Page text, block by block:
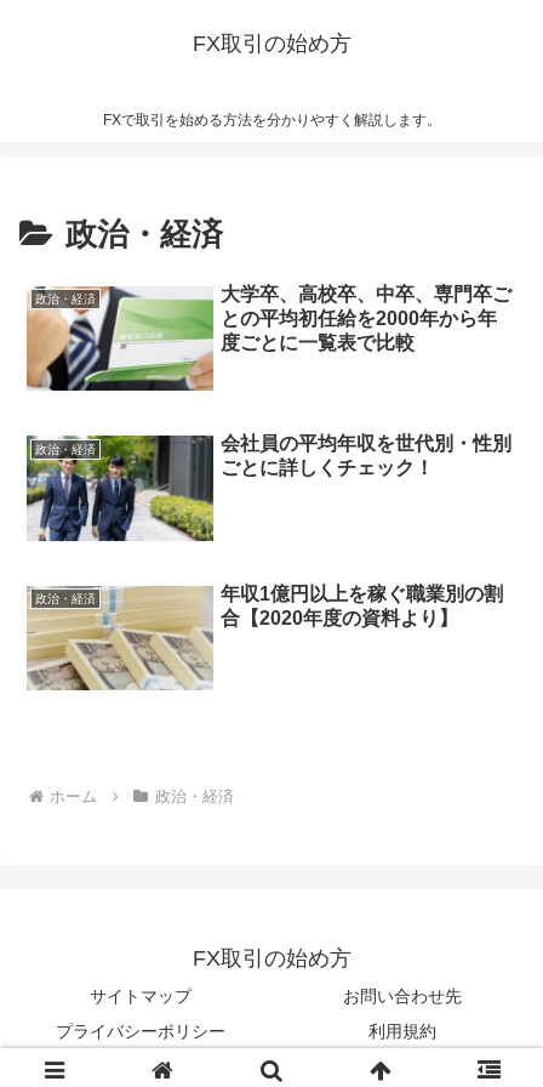
FX取引の始め方
FXで取引を始める方法を分かりやすく解説します。
政治・経済
政治・経済
大学卒、高校卒、中卒、専門卒ご
との平均初任給を2000年から年
度ごとに一覧表で比較
政治・経済
会社員の平均年収を世代別・性別
ごとに詳しくチェック！
政治・経済
年収1億円以上を稼ぐ職業別の割
合【2020年度の資料より】
ホーム 政治・経済
FX取引の始め方
サイトマップ
お問い合わせ先
プライバシーポリシー
利用規約
© 2024 FX取引の始め方.